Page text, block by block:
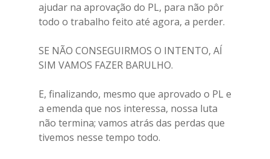
ajudar na aprovação do PL, para não pôr
todo o trabalho feito até agora, a perder.
SE NÃO CONSEGUIRMOS O INTENTO, AÍ
SIM VAMOS FAZER BARULHO.
E, finalizando, mesmo que aprovado o PL e
a emenda que nos interessa, nossa luta
não termina; vamos atrás das perdas que
tivemos nesse tempo todo.